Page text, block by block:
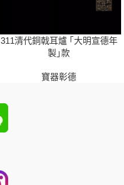
311清代銅戟耳爐 ｢大明宣德年
製｣款
寶器彰德